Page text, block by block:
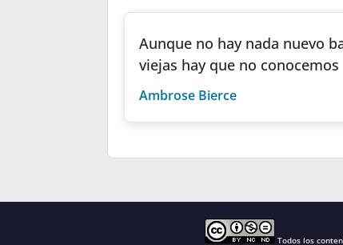
Aunque no hay nada nuevo
viejas hay que no conocemos
Ambrose Bierce
Todos los